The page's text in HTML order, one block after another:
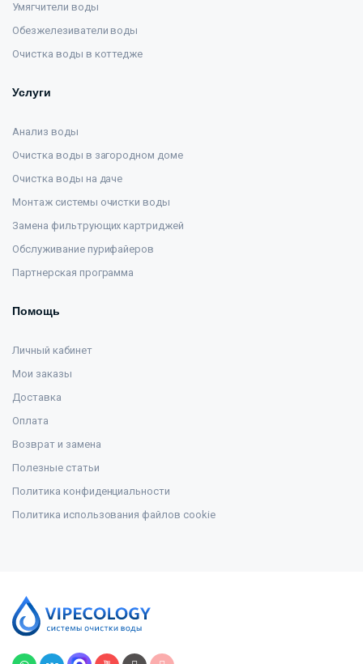
Умягчители воды
Обезжелезиватели воды
Очистка воды в коттедже
Услуги
Анализ воды
Очистка воды в загородном доме
Очистка воды на даче
Монтаж системы очистки воды
Замена фильтрующих картриджей
Обслуживание пурифайеров
Партнерская программа
Помощь
Личный кабинет
Мои заказы
Доставка
Оплата
Возврат и замена
Полезные статьи
Политика конфиденциальности
Политика использования файлов cookie